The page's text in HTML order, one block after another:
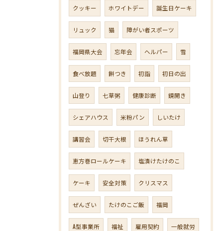
クッキー ホワイトデー 誕生日ケーキ
リュック 猫 障がい者スポーツ
福岡県大会 忘年会 ヘルパー 雪
食べ放題 餅つき 初詣 初日の出
山登り 七草粥 健康診断 鏡開き
シェアハウス 米粉パン しいたけ
講習会 切干大根 ほうれん草
恵方巻ロールケーキ 塩漬けたけのこ
ケーキ 安全対策 クリスマス
ぜんざい たけのこご飯 福岡
A型事業所 福祉 雇用契約 一般就労